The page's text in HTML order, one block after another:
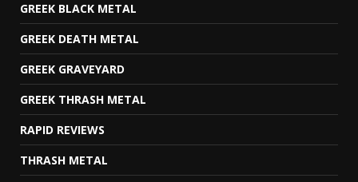
GREEK BLACK METAL
GREEK DEATH METAL
GREEK GRAVEYARD
GREEK THRASH METAL
RAPID REVIEWS
THRASH METAL